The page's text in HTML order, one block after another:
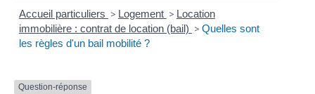
Accueil particuliers > Logement > Location
immobilière : contrat de location (bail) > Quelles sont
les règles d'un bail mobilité ?
Question-réponse